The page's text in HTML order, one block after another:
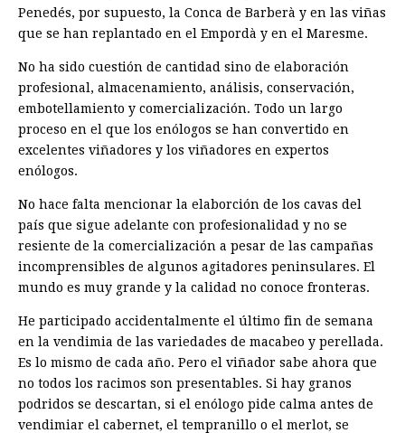
Penedés, por supuesto, la Conca de Barberà y en las viñas
que se han replantado en el Empordà y en el Maresme.
No ha sido cuestión de cantidad sino de elaboración
profesional, almacenamiento, análisis, conservación,
embotellamiento y comercialización. Todo un largo
proceso en el que los enólogos se han convertido en
excelentes viñadores y los viñadores en expertos
enólogos.
No hace falta mencionar la elaborción de los cavas del
país que sigue adelante con profesionalidad y no se
resiente de la comercialización a pesar de las campañas
incomprensibles de algunos agitadores peninsulares. El
mundo es muy grande y la calidad no conoce fronteras.
He participado accidentalmente el último fin de semana
en la vendimia de las variedades de macabeo y perellada.
Es lo mismo de cada año. Pero el viñador sabe ahora que
no todos los racimos son presentables. Si hay granos
podridos se descartan, si el enólogo pide calma antes de
vendimiar el cabernet, el tempranillo o el merlot, se